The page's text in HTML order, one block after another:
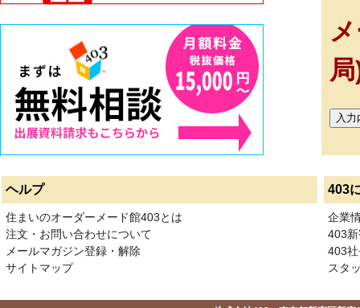
ヘルプ 403
住まいのオーダーメード館403とは
注文・お問い合わせについて
メールマガジン登録・解除
サイトマップ
企業
403
403
スタ